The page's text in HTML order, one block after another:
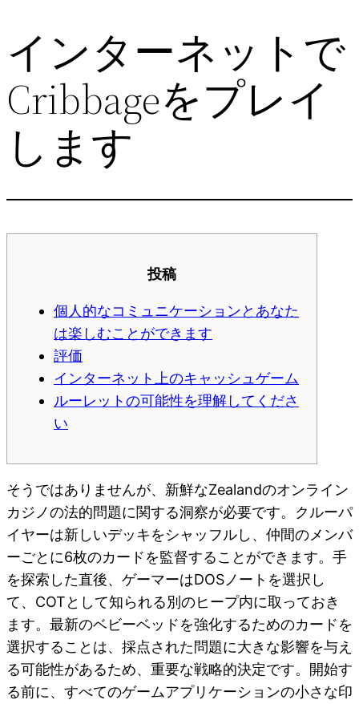
Skip
to
content
インターネットで
Cribbageをプレイ
します
投稿
個人的なコミュニケーションとあなた
は楽しむことができます
評価
インターネット上のキャッシュゲーム
ルーレットの可能性を理解してくださ
い
そうではありませんが、新鮮なZealandのオンライン
カジノの法的問題に関する洞察が必要です。クルーパ
イヤーは新しいデッキをシャッフルし、仲間のメンバ
ーごとに6枚のカードを監督することができます。手
を探索した直後、ゲーマーはDOSノートを選択し
て、COTとして知られる別のヒープ内に取っておき
ます。最新のベビーベッドを強化するためのカードを
選択することは、採点された問題に大きな影響を与え
る可能性があるため、重要な戦略的決定です。開始す
る前に、すべてのゲームアプリケーションの小さな印